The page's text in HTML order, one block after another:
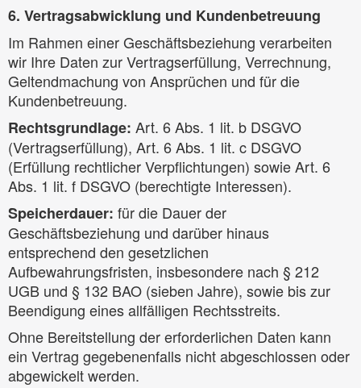
6. Vertragsabwicklung und Kundenbetreuung
Im Rahmen einer Geschäftsbeziehung verarbeiten
wir Ihre Daten zur Vertragserfüllung, Verrechnung,
Geltendmachung von Ansprüchen und für die
Kundenbetreuung.
Rechtsgrundlage: Art. 6 Abs. 1 lit. b DSGVO
(Vertragserfüllung), Art. 6 Abs. 1 lit. c DSGVO
(Erfüllung rechtlicher Verpflichtungen) sowie Art. 6
Abs. 1 lit. f DSGVO (berechtigte Interessen).
Speicherdauer: für die Dauer der
Geschäftsbeziehung und darüber hinaus
entsprechend den gesetzlichen
Aufbewahrungsfristen, insbesondere nach § 212
UGB und § 132 BAO (sieben Jahre), sowie bis zur
Beendigung eines allfälligen Rechtsstreits.
Ohne Bereitstellung der erforderlichen Daten kann
ein Vertrag gegebenenfalls nicht abgeschlossen oder
abgewickelt werden.